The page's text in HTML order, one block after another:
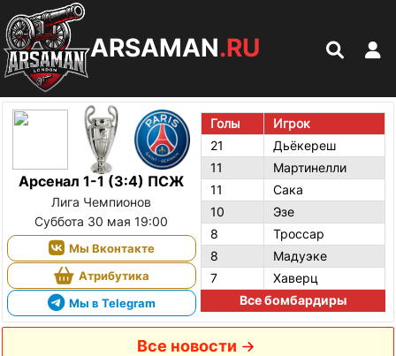
ARSAMAN.RU
Арсенал 1-1 (3:4) ПСЖ
Лига Чемпионов
Суббота 30 мая 19:00
Мы Вконтакте
Атрибутика
Мы в Telegram
Голы
Игрок
21
Дьёкереш
11
Мартинелли
11
Сака
10
Эзе
8
Троссар
8
Мадуэке
7
Хаверц
Все бомбардиры
Все новости